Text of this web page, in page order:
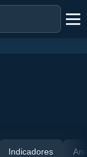
Indicadores